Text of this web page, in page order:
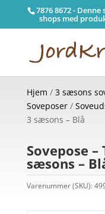
7876 8672 -
shops med
Hjem / 3 sæsons
Soveposer/
3 sæsons – Blå
Sovepose
sæsons –
Varenummer (SKU):